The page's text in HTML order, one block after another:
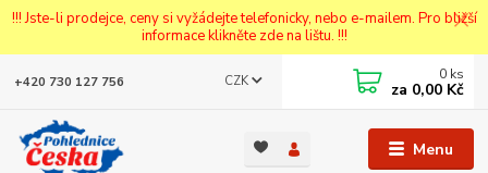
!!! Jste-li prodejce, ceny si vyžádejte telefonicky, nebo e-mailem. Pro bližší
informace klikněte zde na lištu. !!!
Menu
CZK
+420 730 127 756 0 ks
za 0,00 Kč